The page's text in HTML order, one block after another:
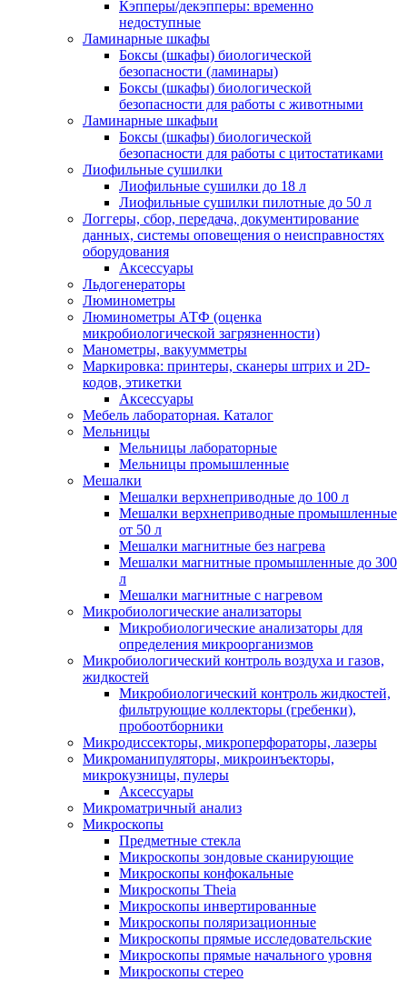
Кэпперы/декэпперы: временно
недоступные
Ламинарные шкафы
Боксы (шкафы) биологической
безопасности (ламинары)
Боксы (шкафы) биологической
безопасности для работы с животными
Ламинарные шкафыи
Боксы (шкафы) биологической
безопасности для работы с цитостатиками
Лиофильные сушилки
Лиофильные сушилки до 18 л
Лиофильные сушилки пилотные до 50 л
Логгеры, сбор, передача, документирование
данных, системы оповещения о неисправностях
оборудования
Аксессуары
Льдогенераторы
Люминометры
Люминометры АТФ (оценка
микробиологической загрязненности)
Манометры, вакуумметры
Маркировка: принтеры, сканеры штрих и 2D-
кодов, этикетки
Аксессуары
Мебель лабораторная. Каталог
Мельницы
Мельницы лабораторные
Мельницы промышленные
Мешалки
Мешалки верхнеприводные до 100 л
Мешалки верхнеприводные промышленные
от 50 л
Мешалки магнитные без нагрева
Мешалки магнитные промышленные до 300
л
Мешалки магнитные с нагревом
Микробиологические анализаторы
Микробиологические анализаторы для
определения микроорганизмов
Микробиологический контроль воздуха и газов,
жидкостей
Микробиологический контроль жидкостей,
фильтрующие коллекторы (гребенки),
пробоотборники
Микродиссекторы, микроперфораторы, лазеры
Микроманипуляторы, микроинъекторы,
микрокузницы, пулеры
Аксессуары
Микроматричный анализ
Микроскопы
Предметные стекла
Микроскопы зондовые сканирующие
Микроскопы конфокальные
Микроскопы Theia
Микроскопы инвертированные
Микроскопы поляризационные
Микроскопы прямые исследовательские
Микроскопы прямые начального уровня
Микроскопы стерео